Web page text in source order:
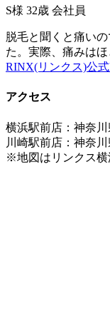
S様 32歳 会社員
脱毛と聞くと痛い
た。実際、痛みは
RINX(リンクス)公
アクセス
横浜駅前店： 神奈川
川崎駅前店：神奈
※地図はリンクス横